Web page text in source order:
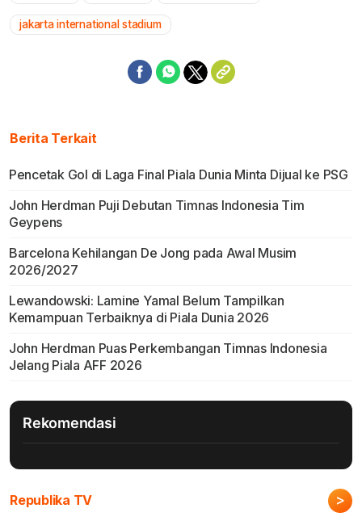
jakarta international stadium
Berita Terkait
Pencetak Gol di Laga Final Piala Dunia Minta Dijual ke PSG
John Herdman Puji Debutan Timnas Indonesia Tim
Geypens
Barcelona Kehilangan De Jong pada Awal Musim
2026/2027
Lewandowski: Lamine Yamal Belum Tampilkan
Kemampuan Terbaiknya di Piala Dunia 2026
John Herdman Puas Perkembangan Timnas Indonesia
Jelang Piala AFF 2026
Rekomendasi
Republika TV >